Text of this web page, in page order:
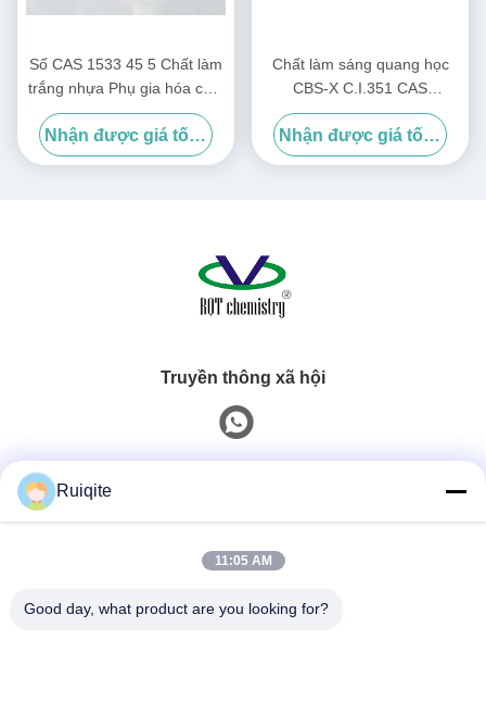
Số CAS 1533 45 5 Chất làm
trắng nhựa Phụ gia hóa chất
Dùng để tăng độ sáng và bề
mặt nhựa trong công nghiệp
Nhận được giá tốt nhất
Chất làm sáng quang học
CBS-X C.I.351 CAS
NO.:27344-41-8
Nhận được giá tốt nhất
Truyền thông xã hội
0086-18217621160
Ruiqite
11:05 AM
Good day, what product are you looking for?